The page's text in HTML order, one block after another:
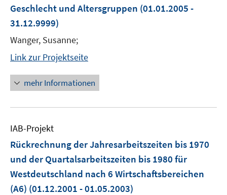
Geschlecht und Altersgruppen (01.01.2005 -
31.12.9999)
Wanger, Susanne;
Link zur Projektseite
mehr Informationen
IAB-Projekt
Rückrechnung der Jahresarbeitszeiten bis 1970
und der Quartalsarbeitszeiten bis 1980 für
Westdeutschland nach 6 Wirtschaftsbereichen
(A6) (01.12.2001 - 01.05.2003)